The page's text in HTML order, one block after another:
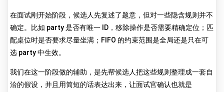
在面试刚开始阶段，候选人先复述了题意，但对一些隐含规则并不
确定。比如 party 是否有唯一 ID，移除操作是否需要精确定位；匹
配桌位时是否要求尽量坐满；FIFO 的约束范围是全局还是只在可
选 party 中生效。
我们在这一阶段做的辅助，是先帮候选人把这些规则整理成一套自
洽的假设，并且用简短的话表达出来，让面试官确认也就是